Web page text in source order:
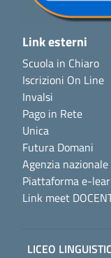
Link esterni
Scuola in Chiaro
Iscrizioni On Line
Invalsi
Pago in Rete
Unica
Futura Domani
Agenzia
Piattaforma e-
Link meet
LICEO